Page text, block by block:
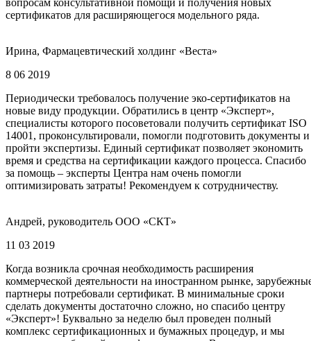
вопросам консультативной помощи и получения новых
сертификатов для расширяющегося модельного ряда.
Ирина, Фармацевтический холдинг «Веста»
8 06 2019
Периодически требовалось получение эко-сертификатов на
новые виду продукции. Обратились в центр «Эксперт»,
специалисты которого посоветовали получить сертификат ISO
14001, проконсультировали, помогли подготовить документы и
пройти экспертизы. Единый сертификат позволяет экономить
время и средства на сертификации каждого процесса. Спасибо
за помощь – эксперты Центра нам очень помогли
оптимизировать затраты! Рекомендуем к сотрудничеству.
Андрей, руководитель ООО «СКТ»
11 03 2019
Когда возникла срочная необходимость расширения
коммерческой деятельности на иностранном рынке,
партнеры потребовали сертификат. В минимальные сроки
сделать документы достаточно сложно, но спасибо центру
«Эксперт»! Буквально за неделю был проведен полный
комплекс сертификационных и бумажных процедур, и мы